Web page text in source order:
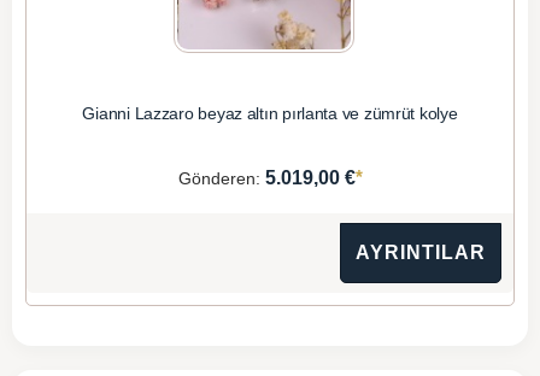
Gianni Lazzaro beyaz altın pırlanta ve zümrüt kolye
Gönderen: 5.019,00 €*
AYRINTILAR